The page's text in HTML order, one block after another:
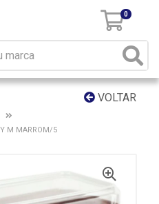
0
VOLTAR
M MARROM/5